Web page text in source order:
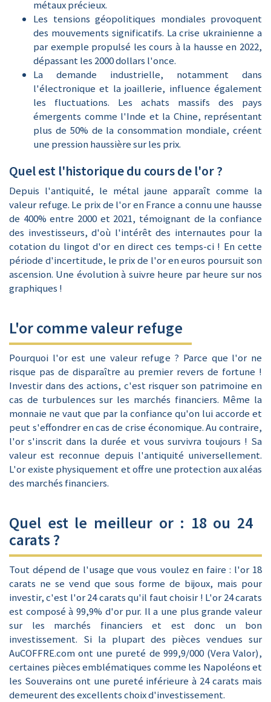
métaux précieux.
Les tensions géopolitiques mondiales provoquent
des mouvements significatifs. La crise ukrainienne a
par exemple propulsé les cours à la hausse en 2022,
dépassant les 2000 dollars l'once.
La demande industrielle, notamment dans
l'électronique et la joaillerie, influence également
les fluctuations. Les achats massifs des pays
émergents comme l'Inde et la Chine, représentant
plus de 50% de la consommation mondiale, créent
une pression haussière sur les prix.
Quel est l'historique du cours de l'or ?
Depuis l'antiquité, le métal jaune apparaît comme la
valeur refuge. Le prix de l'or en France a connu une hausse
de 400% entre 2000 et 2021, témoignant de la confiance
des investisseurs, d'où l'intérêt des internautes pour la
cotation du lingot d'or en direct ces temps-ci ! En cette
période d'incertitude, le prix de l'or en euros poursuit son
ascension. Une évolution à suivre heure par heure sur nos
graphiques !
L'or comme valeur refuge
Pourquoi l'or est une valeur refuge ? Parce que l'or ne
risque pas de disparaître au premier revers de fortune !
Investir dans des actions, c'est risquer son patrimoine en
cas de turbulences sur les marchés financiers. Même la
monnaie ne vaut que par la confiance qu'on lui accorde et
peut s'effondrer en cas de crise économique. Au contraire,
l'or s'inscrit dans la durée et vous survivra toujours ! Sa
valeur est reconnue depuis l'antiquité universellement.
L'or existe physiquement et offre une protection aux aléas
des marchés financiers.
Quel est le meilleur or : 18 ou 24
carats ?
Tout dépend de l'usage que vous voulez en faire : l'or 18
carats ne se vend que sous forme de bijoux, mais pour
investir, c'est l'or 24 carats qu'il faut choisir ! L'or 24 carats
est composé à 99,9% d'or pur. Il a une plus grande valeur
sur les marchés financiers et est donc un bon
investissement. Si la plupart des pièces vendues sur
AuCOFFRE.com ont une pureté de 999,9/000 (Vera Valor),
certaines pièces emblématiques comme les Napoléons et
les Souverains ont une pureté inférieure à 24 carats mais
demeurent des excellents choix d'investissement.